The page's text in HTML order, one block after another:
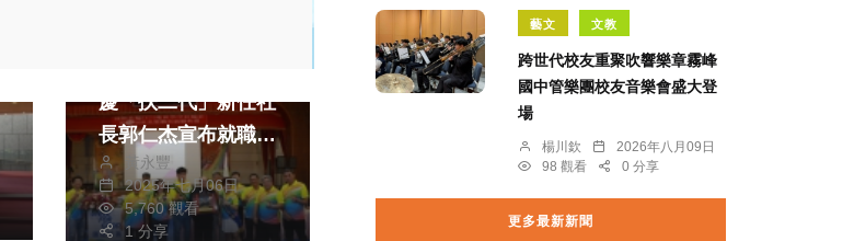
慶「扶二代」新任社
長郭仁杰宣布就職走
馬上任
黃永豐
2025年七月06日
5,760 觀看
1 分享
藝文 文教
跨世代校友重聚吹響樂章霧峰
國中管樂團校友音樂會盛大登
場
楊川欽
2026年八月09日
98 觀看
0 分享
更多最新新聞